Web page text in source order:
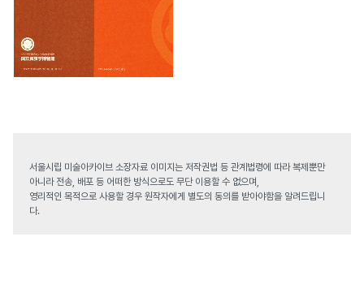
서울시립 미술아카이브 소장자료 이미지는 저작권법 등 관계법령에 따라 복제뿐만
아니라 전송, 배포 등 어떠한 방식으로도 무단 이용할 수 없으며,
영리적인 목적으로 사용할 경우 원작자에게 별도의 동의를 받아야함을 알려드립니
다.